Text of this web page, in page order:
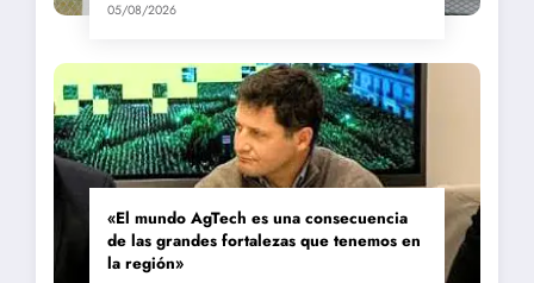
05/08/2026
«El mundo AgTech es una consecuencia
de las grandes fortalezas que tenemos en
la región»